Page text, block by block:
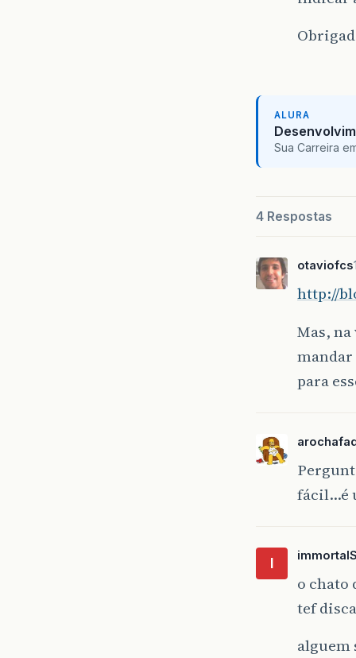
ALURA
Sua Carreira
4 Respostas
otaviofcs
http://
Mas,
mandar
para
fácil…é
I
o chato
tef
alguem